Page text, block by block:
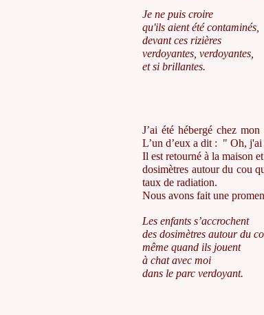
Je ne puis croire
qu'ils aient été contaminés,
devant ces rizières
verdoyantes, verdoyantes,
et si brillantes.
J’ai été hébergé chez
L’un d’eux a dit : " Oh,
Il est retourné à la maison
dosimètres autour du cou
taux de radiation.
Nous avons fait une
Les enfants s’accrochent
des dosimètres autour du
même quand ils jouent
à chat avec moi
dans le parc verdoyant.